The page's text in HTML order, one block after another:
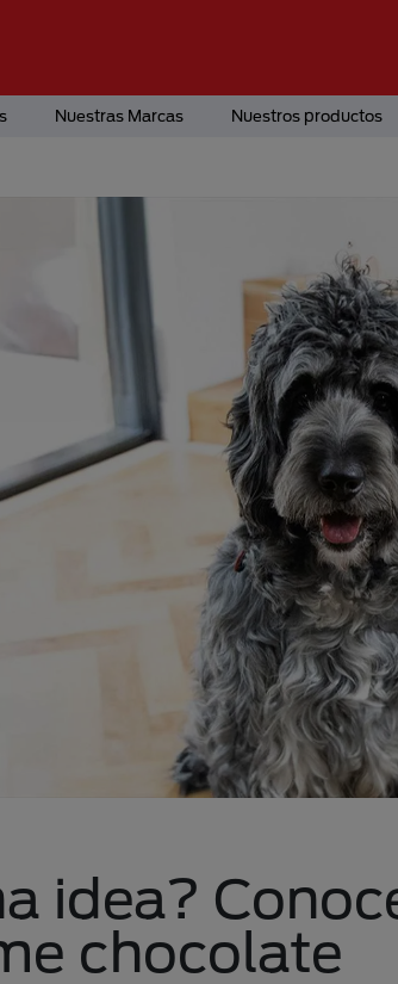
Nuestras Marcas Nuestros productos
idea?
chocolate